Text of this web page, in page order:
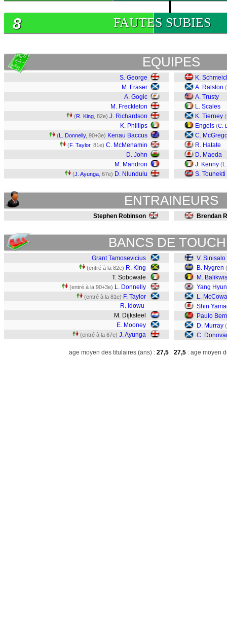
FAUTES SUBIES
8
EQUIPES
S. George
M. Fraser
A. Gogic
M. Freckleton
(R. King , 82e) J. Richardson
K. Phillips
(L. Donnelly, 90+3e) Kenau Baccus
(F. Taylor, 81e) C. McMenamin
D. John
M. Mandron
(J. Ayunga , 67e) D. Nlundulu
K.
A. Ralston (
A. Trusty
L. Scales
K. Tierney (
Engels (C.
C.
R. Hatate
D. Maeda
J. Kenny (
S. Tounekti
ENTRAINEURS
Stephen Robinson Brendan
BANCS DE
Grant Tamosevicius
(entré à la 82e) R. King
T. Sobowale
(entré à la 90+3e) L. Donnelly
(entré à la 81e) F. Taylor
R. Idowu
M. Dijksteel
E. Mooney
(entré à la 67e) J. Ayunga
V. Sinisalo
B. Nygren
M.
Yang
L.
Shin
Paulo
D. Murray
C.
age moyen des titulaires (ans) : 27,5 27,5 : age moyen